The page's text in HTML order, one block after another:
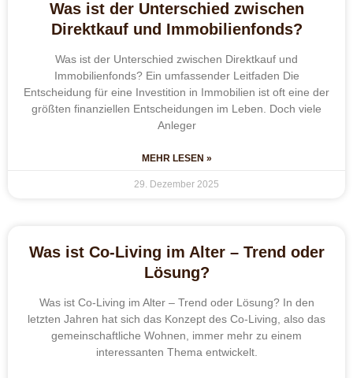
Was ist der Unterschied zwischen
Direktkauf und Immobilienfonds?
Was ist der Unterschied zwischen Direktkauf und
Immobilienfonds? Ein umfassender Leitfaden Die
Entscheidung für eine Investition in Immobilien ist oft eine der
größten finanziellen Entscheidungen im Leben. Doch viele
Anleger
MEHR LESEN »
29. Dezember 2025
Was ist Co-Living im Alter – Trend oder
Lösung?
Was ist Co-Living im Alter – Trend oder Lösung? In den
letzten Jahren hat sich das Konzept des Co-Living, also das
gemeinschaftliche Wohnen, immer mehr zu einem
interessanten Thema entwickelt.